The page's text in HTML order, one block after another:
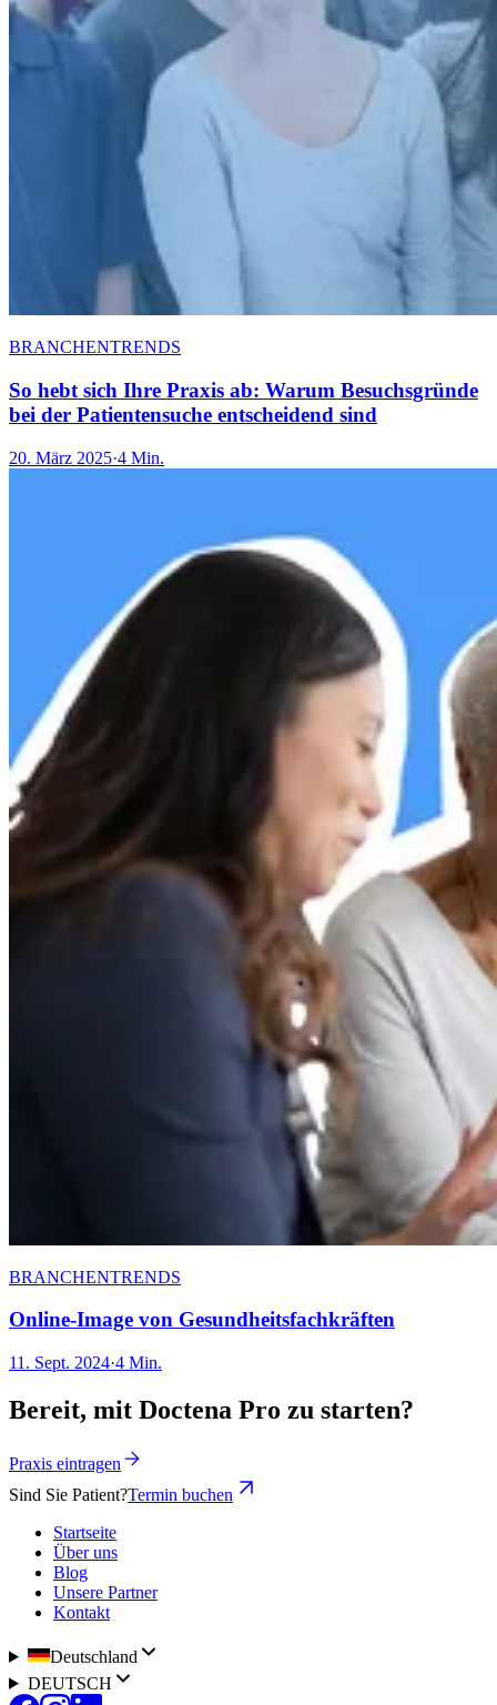
BRANCHENTRENDS
So hebt sich Ihre Praxis ab: Warum Besuchsgründe
bei der Patientensuche entscheidend sind
20. März 2025·4 Min.
BRANCHENTRENDS
Online-Image von Gesundheitsfachkräften
11. Sept. 2024·4 Min.
Bereit, mit Doctena Pro zu starten?
Praxis eintragen
Sind Sie Patient?Termin buchen
Startseite
Über uns
Blog
Unsere Partner
Kontakt
Deutschland
DEUTSCH